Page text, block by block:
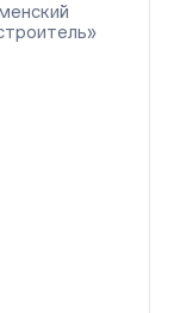
10)
10)
10)
10)
10)
10)
10)
10)
10)
10)
10)
10)
10)
10)
10)